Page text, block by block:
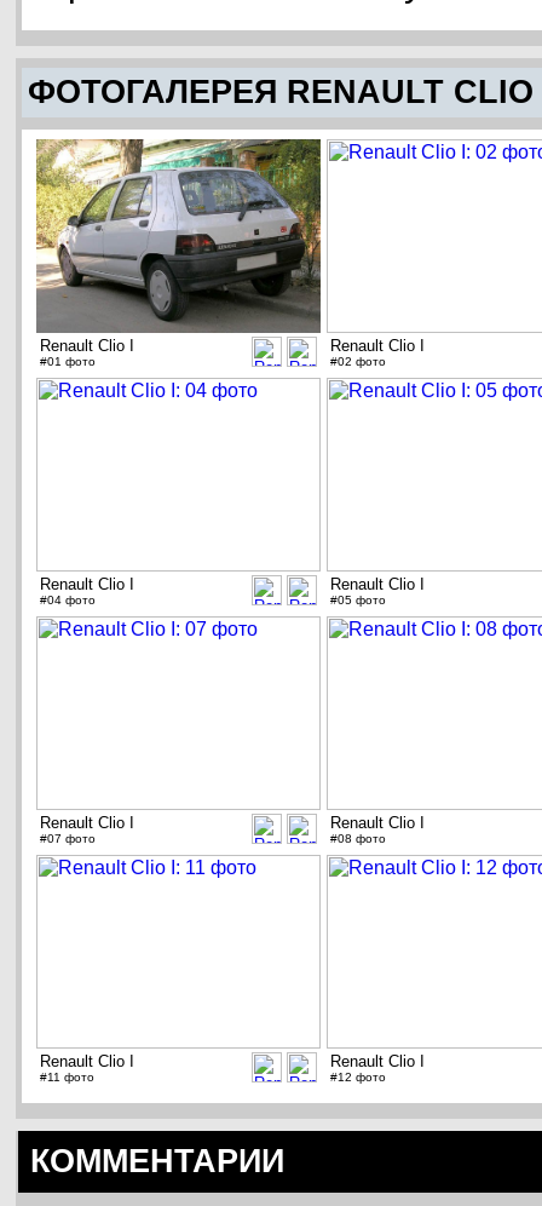
ФОТОГАЛЕРЕЯ RENAULT CLIO
Renault Clio I
#01 фото
Renault Clio I
#02 фото
Renault Clio I
#04 фото
Renault Clio I
#05 фото
Renault Clio I
#07 фото
Renault Clio I
#08 фото
Renault Clio I
#11 фото
Renault Clio I
#12 фото
КОММЕНТАРИИ